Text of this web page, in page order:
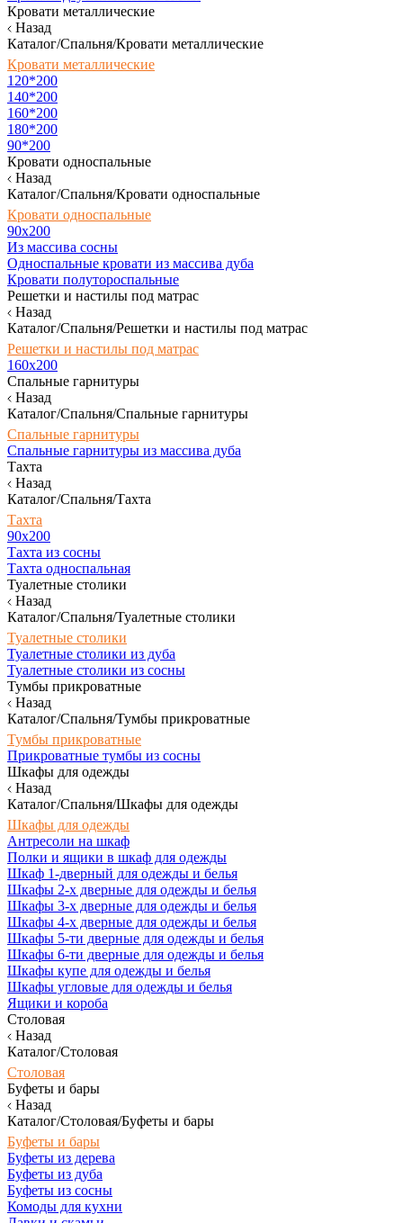
Кровати металлические
Назад
Каталог/Спальня/Кровати металлические
Кровати металлические
120*200
140*200
160*200
180*200
90*200
Кровати односпальные
Назад
Каталог/Спальня/Кровати односпальные
Кровати односпальные
90х200
Из массива сосны
Односпальные кровати из массива дуба
Кровати полутороспальные
Решетки и настилы под матрас
Назад
Каталог/Спальня/Решетки и настилы под матрас
Решетки и настилы под матрас
160х200
Спальные гарнитуры
Назад
Каталог/Спальня/Спальные гарнитуры
Спальные гарнитуры
Спальные гарнитуры из массива дуба
Тахта
Назад
Каталог/Спальня/Тахта
Тахта
90х200
Тахта из сосны
Тахта односпальная
Туалетные столики
Назад
Каталог/Спальня/Туалетные столики
Туалетные столики
Туалетные столики из дуба
Туалетные столики из сосны
Тумбы прикроватные
Назад
Каталог/Спальня/Тумбы прикроватные
Тумбы прикроватные
Прикроватные тумбы из сосны
Шкафы для одежды
Назад
Каталог/Спальня/Шкафы для одежды
Шкафы для одежды
Антресоли на шкаф
Полки и ящики в шкаф для одежды
Шкаф 1-дверный для одежды и белья
Шкафы 2-х дверные для одежды и белья
Шкафы 3-х дверные для одежды и белья
Шкафы 4-х дверные для одежды и белья
Шкафы 5-ти дверные для одежды и белья
Шкафы 6-ти дверные для одежды и белья
Шкафы купе для одежды и белья
Шкафы угловые для одежды и белья
Ящики и короба
Столовая
Назад
Каталог/Столовая
Столовая
Буфеты и бары
Назад
Каталог/Столовая/Буфеты и бары
Буфеты и бары
Буфеты из дерева
Буфеты из дуба
Буфеты из сосны
Комоды для кухни